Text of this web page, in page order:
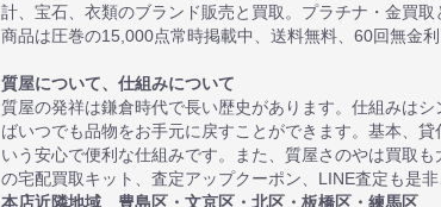
計、宝石、衣類のブランド販売と買取。プラチナ・金買
商品は圧巻の15,000点常時掲載中、送料無料、60回無金
質屋について、仕組みについて
質屋の発祥は鎌倉時代で長い歴史があります。仕組みは
ばいつでも品物をお手元に戻すことができます。基本、
いう安心で便利な仕組みです。また、質屋さのやは買取
の宅配買取キット、査定アップクーポン、LINE査定も是非
本店近隣地域 豊島区・文京区・北区・板橋区・練馬区